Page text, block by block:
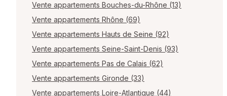
Vente appartements Bouches-du-Rhône (13)
Vente appartements Rhône (69)
Vente appartements Hauts de Seine (92)
Vente appartements Seine-Saint-Denis (93)
Vente appartements Pas de Calais (62)
Vente appartements Gironde (33)
Vente appartements Loire-Atlantique (44)